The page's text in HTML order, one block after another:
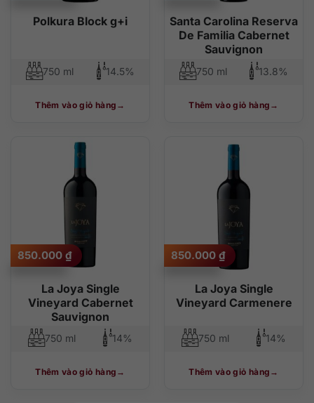
Polkura Block g+i
750 ml 14.5%
Thêm vào giỏ hàng
Santa Carolina Reserva
De Familia Cabernet
Sauvignon
750 ml 13.8%
Thêm vào giỏ hàng
La Joya Single
Vineyard Cabernet
Sauvignon
850.000 ₫
750 ml 14%
Thêm vào giỏ hàng
La Joya Single
Vineyard Carmenere
850.000 ₫
750 ml 14%
Thêm vào giỏ hàng